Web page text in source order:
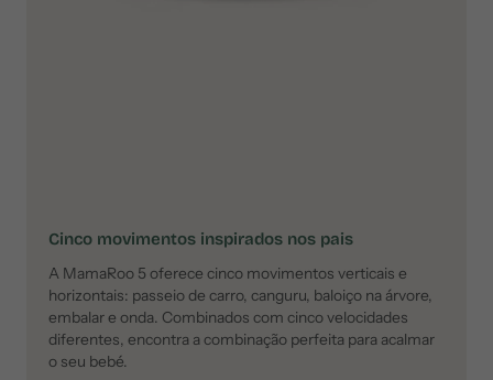
Cinco movimentos inspirados nos pais
A MamaRoo 5 oferece cinco movimentos verticais e
horizontais: passeio de carro, canguru, baloiço na árvore,
embalar e onda. Combinados com cinco velocidades
diferentes, encontra a combinação perfeita para acalmar
o seu bebé.